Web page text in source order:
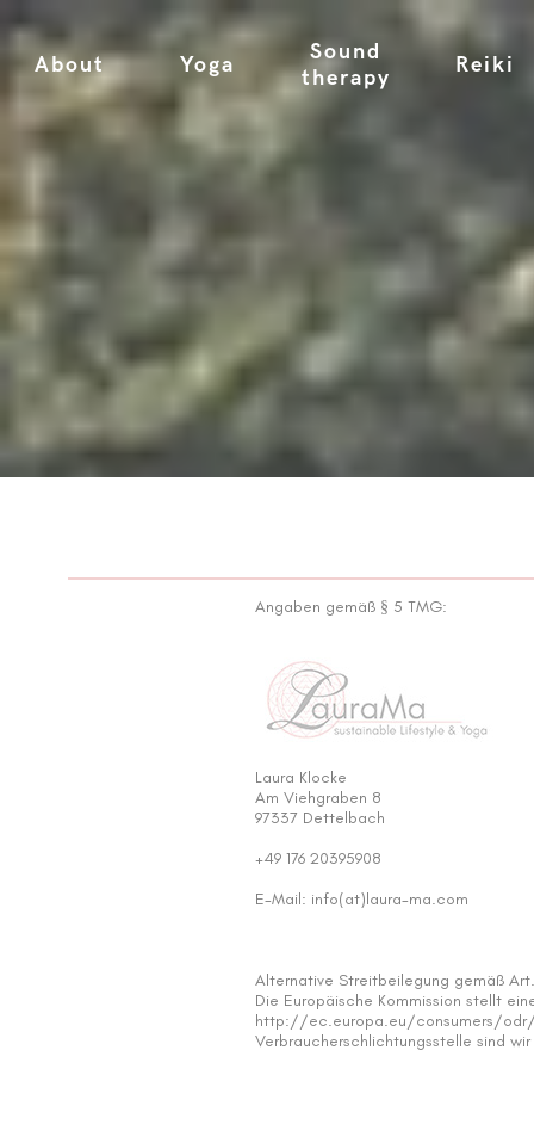
About Yoga
Sound
therapy
Reiki
Angaben gemäß § 5 TMG:
Laura Klocke
Am Viehgraben 8
97337 Dettelbach
+49 176 20395908
E-Mail: info(at)laura-ma.com
Alternative Streitbeilegung gemäß
Die Europäische Kommission stellt
http://ec.europa.eu/consumers/odr/
Verbraucherschlichtungsstelle sind